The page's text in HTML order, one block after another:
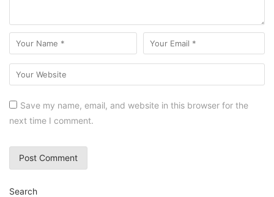
Save my name, email, and website in this browser for the
next time I comment.
Search